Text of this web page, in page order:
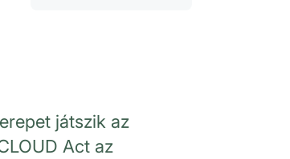
játszik az
Act az